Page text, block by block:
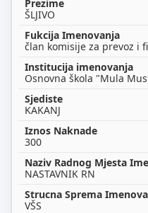
ŠLJIVO
član komisije za prevoz i
Osnovna škola "Mula
KAKANJ
300
NASTAVNIK RN
VŠS